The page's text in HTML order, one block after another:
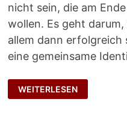
nicht sein, die am
wollen. Es geht
allem dann erfolgreich
eine gemeinsame
IDENTITY
LEADERSHIP
WEITERLESEN